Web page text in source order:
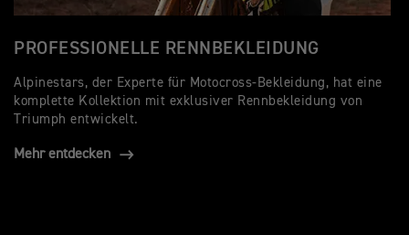
PROFESSIONELLE RENNBEKLEIDUNG
Alpinestars, der Experte für Motocross-Bekleidung, hat eine
komplette Kollektion mit exklusiver Rennbekleidung von
Triumph entwickelt.
Mehr entdecken